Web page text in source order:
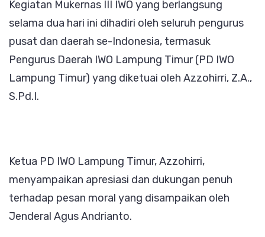
Kegiatan Mukernas III IWO yang berlangsung
selama dua hari ini dihadiri oleh seluruh pengurus
pusat dan daerah se-Indonesia, termasuk
Pengurus Daerah IWO Lampung Timur (PD IWO
Lampung Timur) yang diketuai oleh Azzohirri, Z.A.,
S.Pd.I.
Ketua PD IWO Lampung Timur, Azzohirri,
menyampaikan apresiasi dan dukungan penuh
terhadap pesan moral yang disampaikan oleh
Jenderal Agus Andrianto.